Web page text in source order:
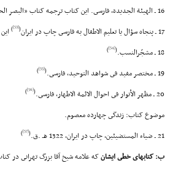
16 ـ الهیئة الجدیدة، فارسى. این کتاب ترجمه کتاب «البصر الحدید...» است
17 ـ پنجاه سؤال یا تعلیم الاطفال به فارسى چاپ در ایران
(
[53]
)
18 ـ مشجّرالنسب.
(
[54]
)
19 ـ مختصر مفید فى شواهد التوحید، فارسى. (
[55]
)
20 ـ مظهر الأنوار فى احوال الائمة الاطهار، فارسى. (
[56]
)
موضوع کتاب: زندگى چهارده معصوم.
21 ـ ضیاء المستضیئین، چاپ در ایران، 1322 هـ .ق.
(
[57]
)
ب: کتابهاى خطى ایشانکه علامه شیخ آقا بزرگ تهرانى در